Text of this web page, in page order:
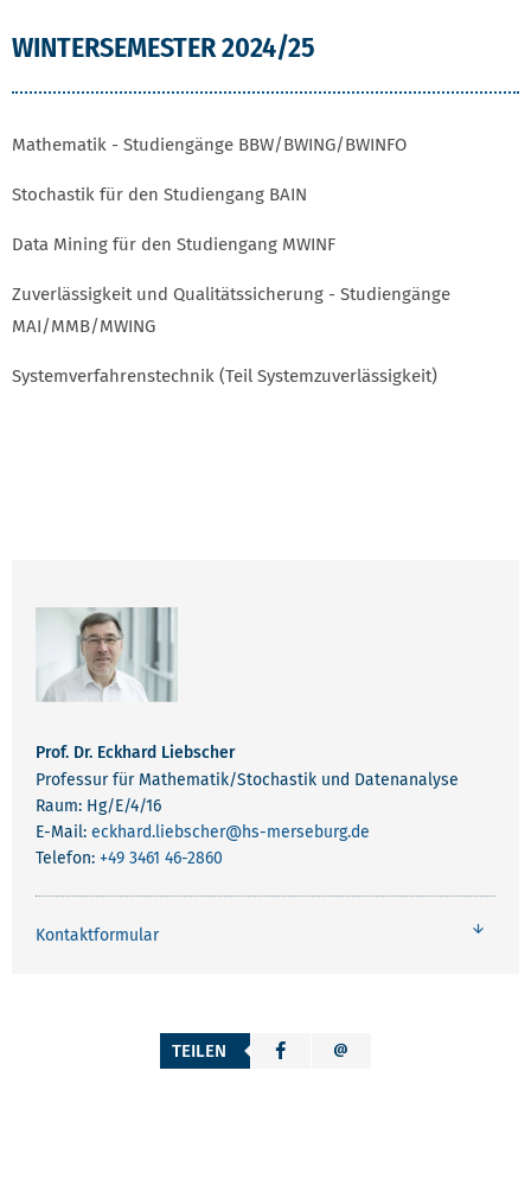
WINTERSEMESTER 2024/25
Mathematik - Studiengänge BBW/BWING/BWINFO
Stochastik für den Studiengang BAIN
Data Mining für den Studiengang MWINF
Zuverlässigkeit und Qualitätssicherung - Studiengänge
MAI/MMB/MWING
Systemverfahrenstechnik (Teil Systemzuverlässigkeit)
Prof. Dr. Eckhard Liebscher
Professur für Mathematik/Stochastik und Datenanalyse
Raum: Hg/E/4/16
E-Mail: eckhard.liebscher@hs-merseburg.de
Telefon: +49 3461 46-2860
Kontaktformular
TEILEN